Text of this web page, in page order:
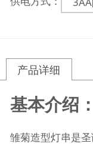
产品详细
基本介绍：
雏菊造型灯串是